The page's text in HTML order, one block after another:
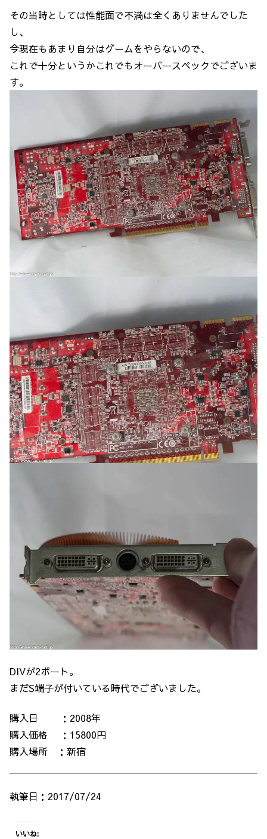
その当時としては性能面で不満は全くありませんでした
し、
今現在もあまり自分はゲームをやらないので、
これで十分というかこれでもオーバースペックでございま
す。
DIVが2ポート。
まだS端子が付いている時代でございました。
購入日 ：2008年
購入価格 ：15800円
購入場所 ：新宿
執筆日：2017/07/24
いいね: